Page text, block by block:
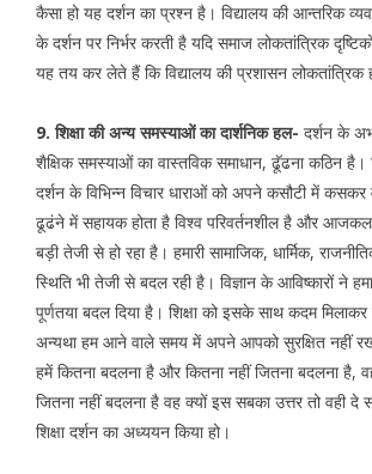
कैसा हो यह दर्शन का प्रश्न है। विद्यालय की आन्तरिक
के दर्शन पर निर्भर करती है यदि समाज लोकतांत्रिक
यह तय कर लेते हैं कि विद्यालय की प्रशासन लोकतांत्रिक
9. शिक्षा की अन्य समस्याओं का दार्शनिक हल- दर्शन के
शैक्षिक समस्याओं का वास्तविक समाधान, ढूॅढना कठिन है।
दर्शन के विभिन्न विचार धाराओं को अपने कसौटी में
ढूढंने में सहायक होता है विश्व परिवर्तनशील है और आजकल
बड़ी तेजी से हो रहा है। हमारी सामाजिक, धार्मिक,
स्थिति भी तेजी से बदल रही है। विज्ञान के आविष्कारों ने
पूर्णतया बदल दिया है। शिक्षा को इसके साथ कदम
अन्यथा हम आने वाले समय में अपने आपको सुरक्षित नहीं
हमें कितना बदलना है और कितना नहीं जितना बदलना है,
जितना नहीं बदलना है वह क्यों इस सबका उत्तर तो वही
शिक्षा दर्शन का अध्ययन किया हो।